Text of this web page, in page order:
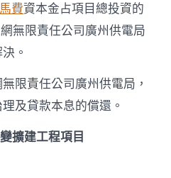
費資本金占項目總投資的
無限責任公司廣州供電局
。
限責任公司廣州供電局，
及貸款本息的償還。
擴建工程項目